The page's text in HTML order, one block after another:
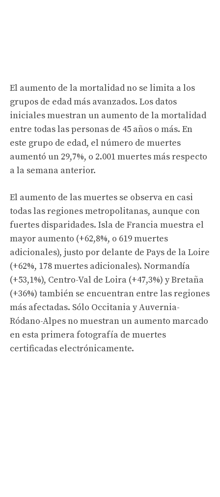
El aumento de la mortalidad no se limita a los
grupos de edad más avanzados. Los datos
iniciales muestran un aumento de la mortalidad
entre todas las personas de 45 años o más. En
este grupo de edad, el número de muertes
aumentó un 29,7%, o 2.001 muertes más respecto
a la semana anterior.
El aumento de las muertes se observa en casi
todas las regiones metropolitanas, aunque con
fuertes disparidades. Isla de Francia muestra el
mayor aumento (+62,8%, o 619 muertes
adicionales), justo por delante de Pays de la Loire
(+62%, 178 muertes adicionales). Normandía
(+53,1%), Centro-Val de Loira (+47,3%) y Bretaña
(+36%) también se encuentran entre las regiones
más afectadas. Sólo Occitania y Auvernia-
Ródano-Alpes no muestran un aumento marcado
en esta primera fotografía de muertes
certificadas electrónicamente.